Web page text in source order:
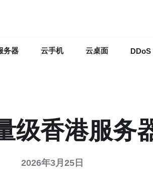
务器 云手机 云桌面 DDoS
级香港服务
2026年3月25日